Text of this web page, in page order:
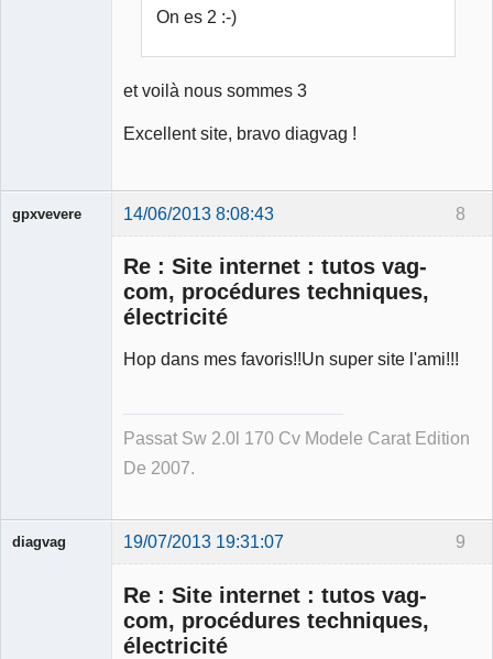
On es 2 :-)
et voilà nous sommes 3
Excellent site, bravo diagvag !
8
gpxvevere 14/06/2013 8:08:43
Re : Site internet : tutos vag-
com, procédures techniques,
électricité
Hop dans mes favoris!!Un super site l'ami!!!
Passat Sw 2.0l 170 Cv Modele Carat Edition
De 2007.
9
diagvag 19/07/2013 19:31:07
Re : Site internet : tutos vag-
com, procédures techniques,
électricité